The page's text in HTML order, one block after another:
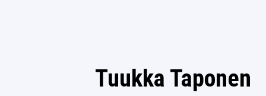
Tuukka Taponen